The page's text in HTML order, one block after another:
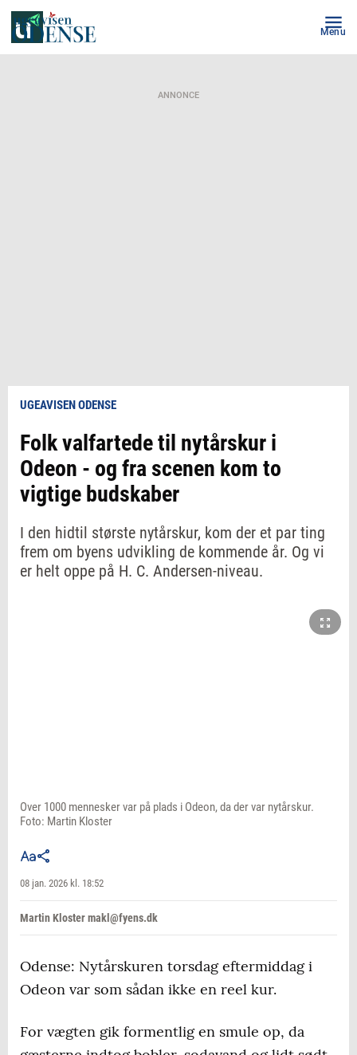
Menu
ANNONCE
UGEAVISEN ODENSE
Folk valfartede til nytårskur i
Odeon - og fra scenen kom to
vigtige budskaber
I den hidtil største nytårskur, kom der et par ting
frem om byens udvikling de kommende år. Og vi
er helt oppe på H. C. Andersen-niveau.
Over 1000 mennesker var på plads i Odeon, da der var nytårskur.
Foto: Martin Kloster
08 jan. 2026 kl. 18:52
Martin Kloster makl@fyens.dk
Odense: Nytårskuren torsdag eftermiddag i
Odeon var som sådan ikke en reel kur.
For vægten gik formentlig en smule op, da